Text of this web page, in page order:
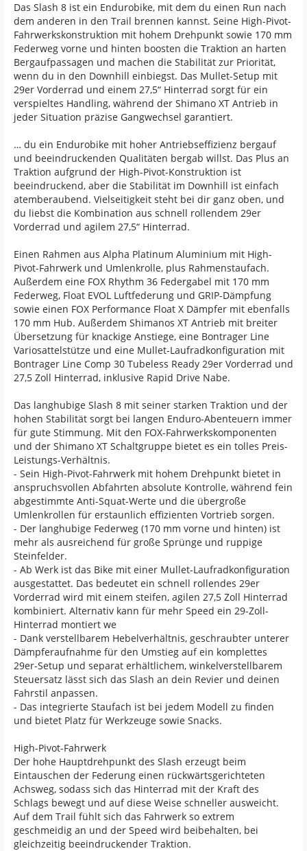
Das Slash 8 ist ein Endurobike, mit dem du einen Run nach
dem anderen in den Trail brennen kannst. Seine High-Pivot-
Fahrwerkskonstruktion mit hohem Drehpunkt sowie 170 mm
Federweg vorne und hinten boosten die Traktion an harten
Bergaufpassagen und machen die Stabilität zur Priorität,
wenn du in den Downhill einbiegst. Das Mullet-Setup mit
29er Vorderrad und einem 27,5“ Hinterrad sorgt für ein
verspieltes Handling, während der Shimano XT Antrieb in
jeder Situation präzise Gangwechsel garantiert.
… du ein Endurobike mit hoher Antriebseffizienz bergauf
und beeindruckenden Qualitäten bergab willst. Das Plus an
Traktion aufgrund der High-Pivot-Konstruktion ist
beeindruckend, aber die Stabilität im Downhill ist einfach
atemberaubend. Vielseitigkeit steht bei dir ganz oben, und
du liebst die Kombination aus schnell rollendem 29er
Vorderrad und agilem 27,5“ Hinterrad.
Einen Rahmen aus Alpha Platinum Aluminium mit High-
Pivot-Fahrwerk und Umlenkrolle, plus Rahmenstaufach.
Außerdem eine FOX Rhythm 36 Federgabel mit 170 mm
Federweg, Float EVOL Luftfederung und GRIP-Dämpfung
sowie einen FOX Performance Float X Dämpfer mit ebenfalls
170 mm Hub. Außerdem Shimanos XT Antrieb mit breiter
Übersetzung für knackige Anstiege, eine Bontrager Line
Variosattelstütze und eine Mullet-Laufradkonfiguration mit
Bontrager Line Comp 30 Tubeless Ready 29er Vorderrad und
27,5 Zoll Hinterrad, inklusive Rapid Drive Nabe.
Das langhubige Slash 8 mit seiner starken Traktion und der
hohen Stabilität sorgt bei langen Enduro-Abenteuern immer
für gute Stimmung. Mit den FOX-Fahrwerkskomponenten
und der Shimano XT Schaltgruppe bietet es ein tolles Preis-
Leistungs-Verhältnis.
- Sein High-Pivot-Fahrwerk mit hohem Drehpunkt bietet in
anspruchsvollen Abfahrten absolute Kontrolle, während fein
abgestimmte Anti-Squat-Werte und die übergroße
Umlenkrollen für erstaunlich effizienten Vortrieb sorgen.
- Der langhubige Federweg (170 mm vorne und hinten) ist
mehr als ausreichend für große Sprünge und ruppige
Steinfelder.
- Ab Werk ist das Bike mit einer Mullet-Laufradkonfiguration
ausgestattet. Das bedeutet ein schnell rollendes 29er
Vorderrad wird mit einem steifen, agilen 27,5 Zoll Hinterrad
kombiniert. Alternativ kann für mehr Speed ein 29-Zoll-
Hinterrad montiert we
- Dank verstellbarem Hebelverhältnis, geschraubter unterer
Dämpferaufnahme für den Umstieg auf ein komplettes
29er-Setup und separat erhältlichem, winkelverstellbarem
Steuersatz lässt sich das Slash an dein Revier und deinen
Fahrstil anpassen.
- Das integrierte Staufach ist bei jedem Modell zu finden
und bietet Platz für Werkzeuge sowie Snacks.
High-Pivot-Fahrwerk
Der hohe Hauptdrehpunkt des Slash erzeugt beim
Eintauschen der Federung einen rückwärtsgerichteten
Achsweg, sodass sich das Hinterrad mit der Kraft des
Schlags bewegt und auf diese Weise schneller ausweicht.
Auf dem Trail fühlt sich das Fahrwerk so extrem
geschmeidig an und der Speed wird beibehalten, bei
gleichzeitig beeindruckender Traktion.